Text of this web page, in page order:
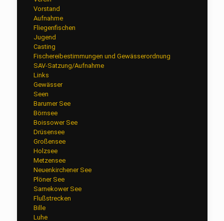
Vorstand
Aufnahme
Fliegenfischen
Jugend
Casting
Fischereibestimmungen und Gewässerordnung
SAV-Satzung/Aufnahme
Links
Gewässer
Seen
Barumer See
Börnsee
Boissower See
Drüsensee
Großensee
Holzsee
Metzensee
Neuenkirchener See
Plöner See
Sarnekower See
Flußstrecken
Bille
Luhe